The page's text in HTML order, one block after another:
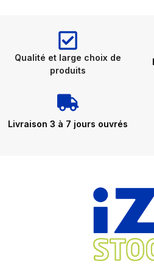
Qualité et large choix de
produits
Livraison 3 à 7 jours ouvrés